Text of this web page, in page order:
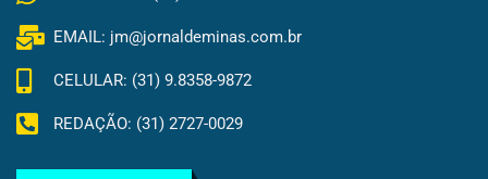
EMAIL: jm@jornaldeminas.com.br
CELULAR: (31) 9.8358-9872
REDAÇÃO: (31) 2727-0029